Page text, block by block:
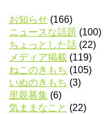
お知らせ (166)
ニュースな話題 (100)
ちょっとした話 (22)
メディア掲載 (119)
ねこのきもち (105)
いぬのきもち (3)
里親募集 (6)
気ままなこと (22)